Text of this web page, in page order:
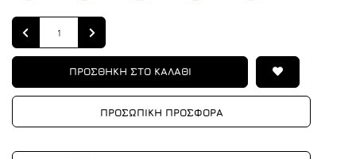
Quantity
ΠΡΟΣΘΗΚΗ ΣΤΟ ΚΑΛΑΘΙ
ΠΡΟΣΩΠΙΚΗ ΠΡΟΣΦΟΡΑ